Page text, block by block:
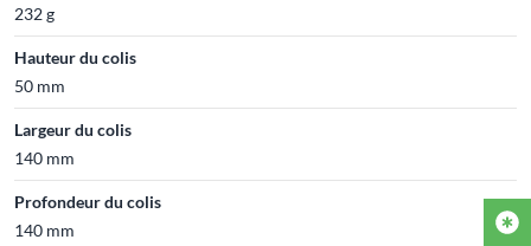
232 g
Hauteur du colis
50 mm
Largeur du colis
140 mm
Profondeur du colis
140 mm